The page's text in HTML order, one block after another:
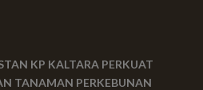
KP KALTARA PERKUAT
TANAMAN PERKEBUNAN